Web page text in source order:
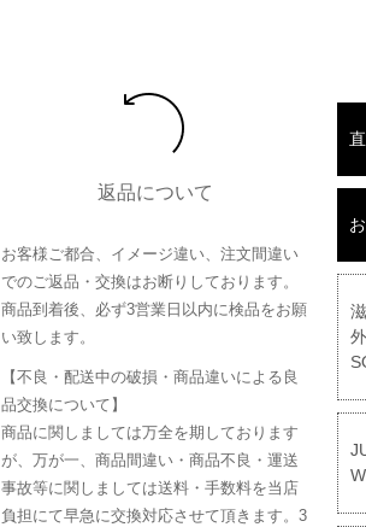
返品について
お客様ご都合、イメージ違い、注文間違い
でのご返品・交換はお断りしております。
商品到着後、必ず3営業日以内に検品をお願
い致します。
【不良・配送中の破損・商品違いによる良
品交換について】
商品に関しましては万全を期しております
が、万が一、商品間違い・商品不良・運送
事故等に関しましては送料・手数料を当店
負担にて早急に交換対応させて頂きます。3